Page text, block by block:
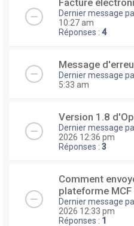
Dernier message
10:27 am
Réponses : 4
Message
Dernier message
5:33 am
Version 1.8
Dernier message
2026 12:36 pm
Réponses : 3
Comment
plateforme
Dernier message
2026 12:33 pm
Réponses : 1